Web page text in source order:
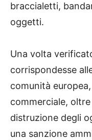
braccialetti,
oggetti.
Una volta
corrispondesse
comunità
commerciale,
distruzione degli
una sanzione